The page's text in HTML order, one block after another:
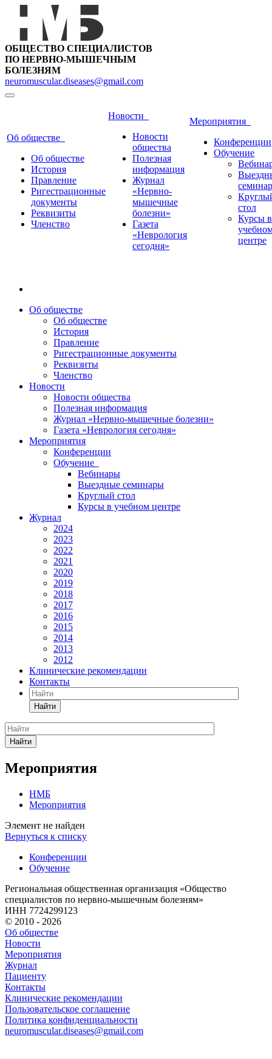
ОБЩЕСТВО СПЕЦИАЛИСТОВ
ПО НЕРВНО-МЫШЕЧНЫМ
БОЛЕЗНЯМ
neuromuscular.diseases@gmail.com
Об обществе
Об обществе
История
Правление
Ригестрационные
документы
Реквизиты
Членство
Новости
Новости
общества
Полезная
информация
Журнал
«Нервно-
мышечные
болезни»
Газета
«Неврология
сегодня»
Мероприятия
Конференции
Обучение
стол
Курсы в
центре
Об обществе
Об обществе
История
Правление
Ригестрационные документы
Реквизиты
Членство
Новости
Новости общества
Полезная информация
Журнал «Нервно-мышечные болезни»
Газета «Неврология сегодня»
Мероприятия
Конференции
Обучение
Вебинары
Выездные семинары
Круглый стол
Курсы в учебном центре
Журнал
2024
2023
2022
2021
2020
2019
2018
2017
2016
2015
2014
2013
2012
Клинические рекомендации
Контакты
Найти
Найти
Мероприятия
НМБ
Мероприятия
Элемент не найден
Вернуться к списку
Конференции
Обучение
Региональная общественная организация «Общество
специалистов по нервно-мышечным болезням»
ИНН 7724299123
© 2010 - 2026
Об обществе
Новости
Мероприятия
Журнал
Пациенту
Контакты
Клинические рекомендации
Пользовательское соглашение
Политика конфиденциальности
neuromuscular.diseases@gmail.com